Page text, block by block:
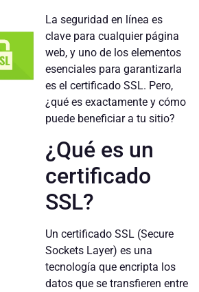
La seguridad en línea es
clave para cualquier página
web, y uno de los elementos
esenciales para garantizarla
es el certificado SSL. Pero,
¿qué es exactamente y cómo
puede beneficiar a tu sitio?
¿Qué es un
certificado
SSL?
Un certificado SSL (Secure
Sockets Layer) es una
tecnología que encripta los
datos que se transfieren entre